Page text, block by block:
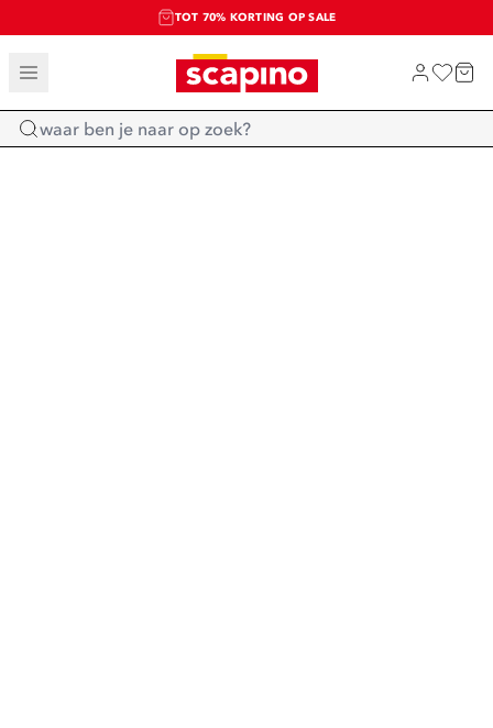
TOT 70% KORTING OP SALE
SALE: LAATSTE KANS!
SHOP NIEUW
Home